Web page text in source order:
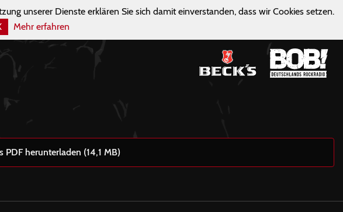
unserer Dienste erklären Sie sich damit einverstanden, dass wir Cookies setzen.
Mehr erfahren
PDF herunterladen (14,1 MB)